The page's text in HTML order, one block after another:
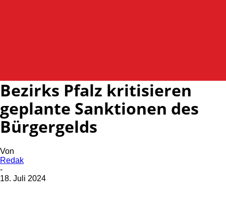
Bezirks Pfalz kritisieren
geplante Sanktionen des
Bürgergelds
Von
Redak
-
18. Juli 2024